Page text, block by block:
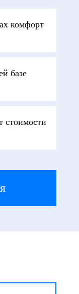
комфорт
базе
стоимости